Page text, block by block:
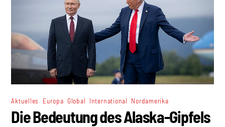
Aktuelles Europa Global International Nordamerika
Die Bedeutung des Alaska-Gipfels